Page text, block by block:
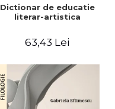
Dictionar de educatie
literar-artistica
63,43 Lei